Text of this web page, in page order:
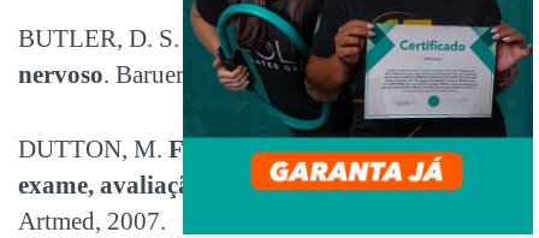
BUTLER, D. S. Mobilização do sistema
nervoso. Barueri: Manole; 2003.
DUTTON, M. Fisioterapia Ortopédica –
exame, avaliação e intervenção.Porto Alegre:
Artmed, 2007.